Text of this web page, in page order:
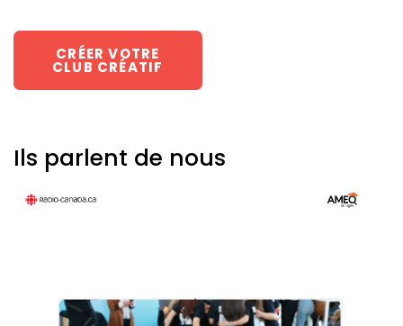
CRÉER VOTRE
CLUB CRÉATIF
Ils parlent de nous